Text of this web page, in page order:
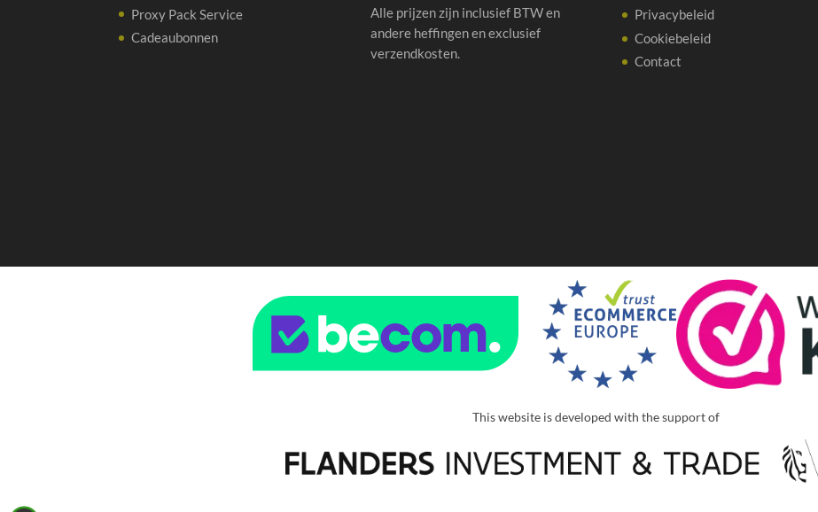
Proxy Pack Service
Cadeaubonnen
Alle prijzen zijn inclusief BTW en
andere heffingen en exclusief
verzendkosten.
Privacybeleid
Cookiebeleid
Contact
This website is developed with the support of